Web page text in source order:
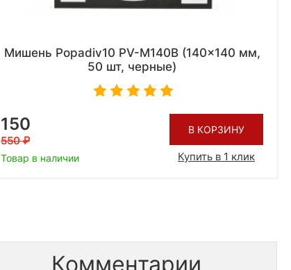
Мишень Popadiv10 PV-M140B (140x140 мм,
50 шт, черные)
150
550
Товар в наличии
В КОРЗИНУ
Купить в 1 клик
Комментарии